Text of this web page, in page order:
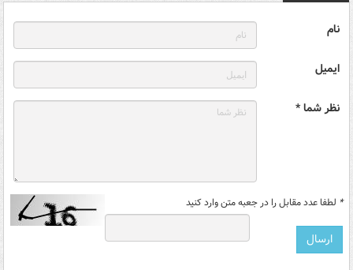
نام
ایمیل
نظر شما *
* لطفا عدد مقابل را در جعبه متن وارد کنید